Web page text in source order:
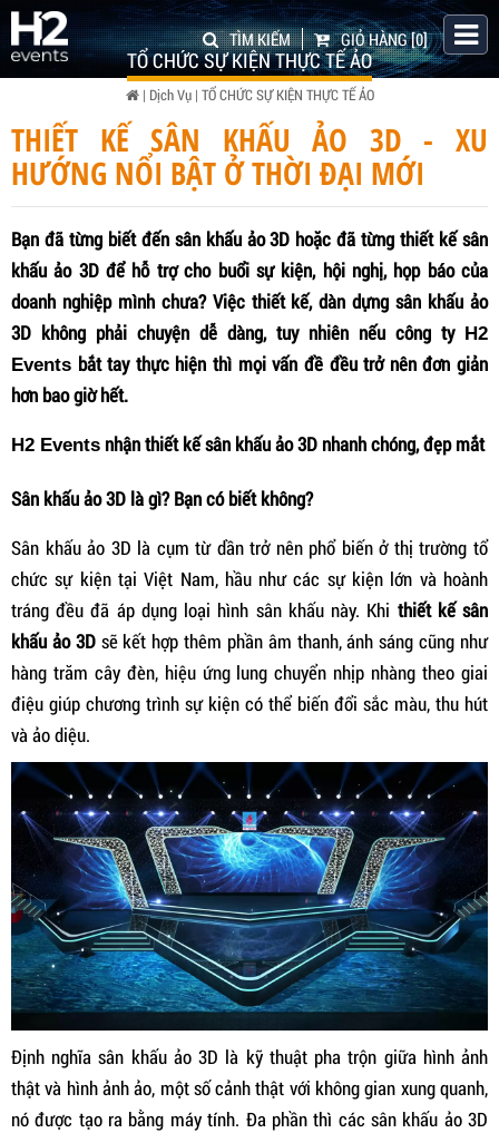
GIỎ HÀNG[0]
TÌM KIẾM
TỔ CHỨC SỰ KIỆN THỰC TẾ ẢO
| Dịch Vụ| TỔ CHỨC SỰ KIỆN THỰC TẾ ẢO
THIẾT KẾ SÂN KHẤU ẢO 3D - XU
HƯỚNG NỔI BẬT Ở THỜI ĐẠI MỚI
Bạn đã từng biết đến sân khấu ảo 3D hoặc đã từng thiết kế sân
khấu ảo 3D để hỗ trợ cho buổi sự kiện, hội nghị, họp báo của
doanh nghiệp mình chưa? Việc thiết kế, dàn dựng sân khấu ảo
3D không phải chuyện dễ dàng, tuy nhiên nếu công ty H2
Events bắt tay thực hiện thì mọi vấn đề đều trở nên đơn giản
hơn bao giờ hết.
H2 Events nhận thiết kế sân khấu ảo 3D nhanh chóng, đẹp mắt
Sân khấu ảo 3D là gì? Bạn có biết không?
Sân khấu ảo 3D là cụm từ dần trở nên phổ biến ở thị trường tổ
chức sự kiện tại Việt Nam, hầu như các sự kiện lớn và hoành
tráng đều đã áp dụng loại hình sân khấu này. Khi thiết kế sân
khấu ảo 3D sẽ kết hợp thêm phần âm thanh, ánh sáng cũng như
hàng trăm cây đèn, hiệu ứng lung chuyển nhịp nhàng theo giai
điệu giúp chương trình sự kiện có thể biến đổi sắc màu, thu hút
và ảo diệu.
Định nghĩa sân khấu ảo 3D là kỹ thuật pha trộn giữa hình ảnh
thật và hình ảnh ảo, một số cảnh thật với không gian xung quanh,
nó được tạo ra bằng máy tính. Đa phần thì các sân khấu ảo 3D